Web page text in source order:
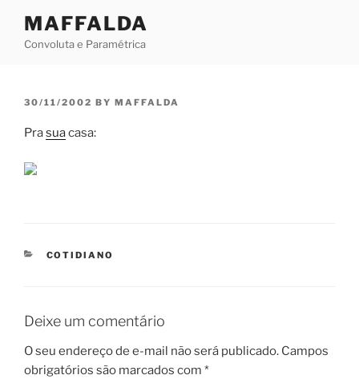
content
MAFFALDA
Convoluta e Paramétrica
POSTED
30/11/2002 BY MAFFALDA
Prasuacasa:
CATEGORIES
COTIDIANO
Deixe um comentário
O seu endereço de e-mail não será publicado. Campos
obrigatórios são marcados com *